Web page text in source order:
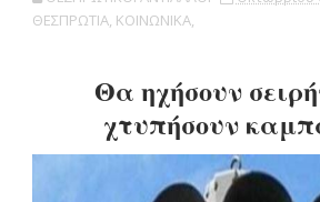
ΘΕΣΠΡΩΤΙΑ, ΚΟΙΝΩΝΙΚΑ,
Θα ηχήσουν
χτυπήσουν